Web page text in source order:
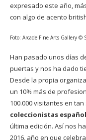
expresado este año,
con algo de acento
Foto: Arcade Fine Arts Gallery ©
Han pasado unos días
puertas y nos ha dado
Desde la propia
un 10% más de
100.000 visitantes en
coleccionistas
última edición. Así nos
2016, año en que